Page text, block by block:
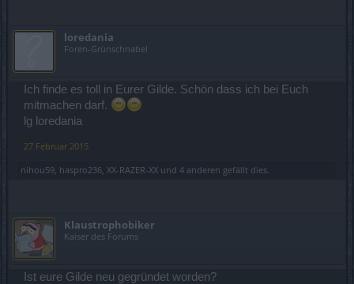
loredania
Foren-Grünschnabel
Ich finde es toll in Eurer Gilde. Schön dass ich bei Euch
mitmachen darf.
lg loredania
27 Februar 2015
nihou59 haspro236 XX-RAZER-XX und 4 anderen gefällt dies.
Klaustrophobiker
Kaiser des Forums
Ist eure Gilde neu gegründet worden?